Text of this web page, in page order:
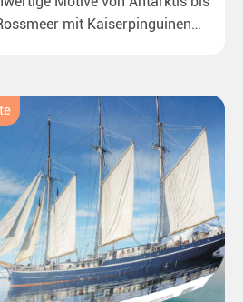
mit Kaiserpinguinen